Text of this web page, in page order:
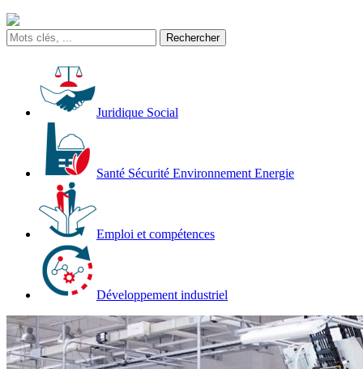
Juridique Social
Santé Sécurité Environnement Energie
Emploi et compétences
Développement industriel